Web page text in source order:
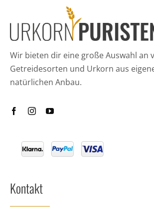
Wir bieten dir eine große Auswahl an
Getreidesorten und Urkorn aus
natürlichen Anbau.
Kontakt